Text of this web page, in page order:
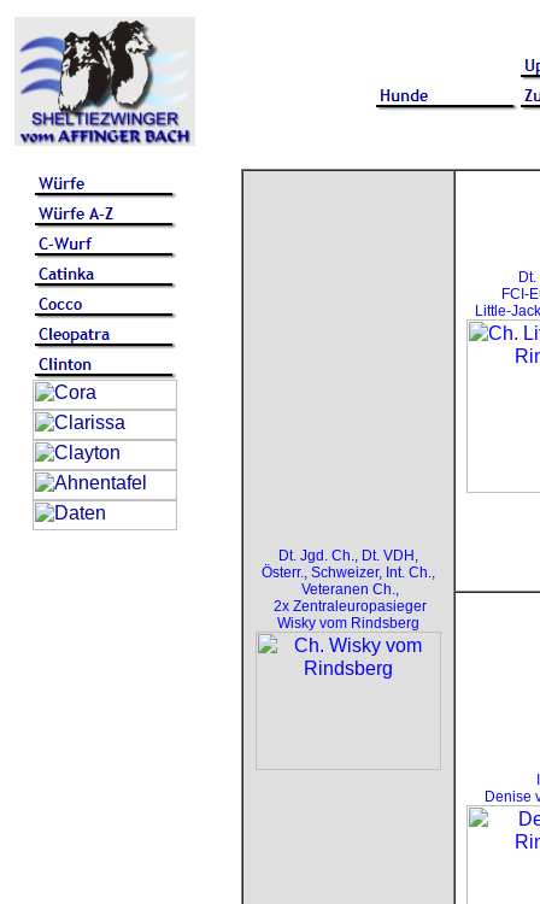
Dt. Jgd. Ch., Dt. VDH,
Österr., Schweizer, Int. Ch.,
Veteranen Ch.,
2x Zentraleuropasieger
Wisky vom Rindsberg
FCI-
Little-
Denise